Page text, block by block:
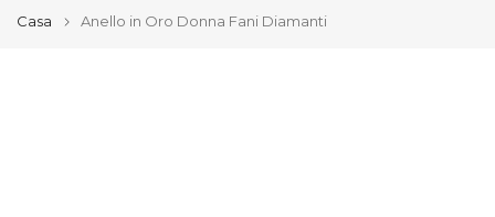
Casa Anello in Oro Donna Fani Diamanti